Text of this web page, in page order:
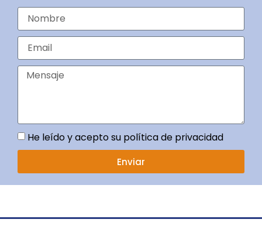
He leído y acepto su política de privacidad
Enviar